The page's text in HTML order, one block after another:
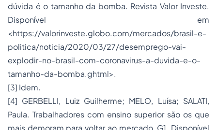
dúvida é o tamanho da bomba. Revista Valor Investe.
Disponível em
<https://valorinveste.globo.com/mercados/brasil-e-
politica/noticia/2020/03/27/desemprego-vai-
explodir-no-brasil-com-coronavirus-a-duvida-e-o-
tamanho-da-bomba.ghtml>.
[3] Idem.
[4] GERBELLI, Luiz Guilherme; MELO, Luísa; SALATI,
Paula. Trabalhadores com ensino superior são os que